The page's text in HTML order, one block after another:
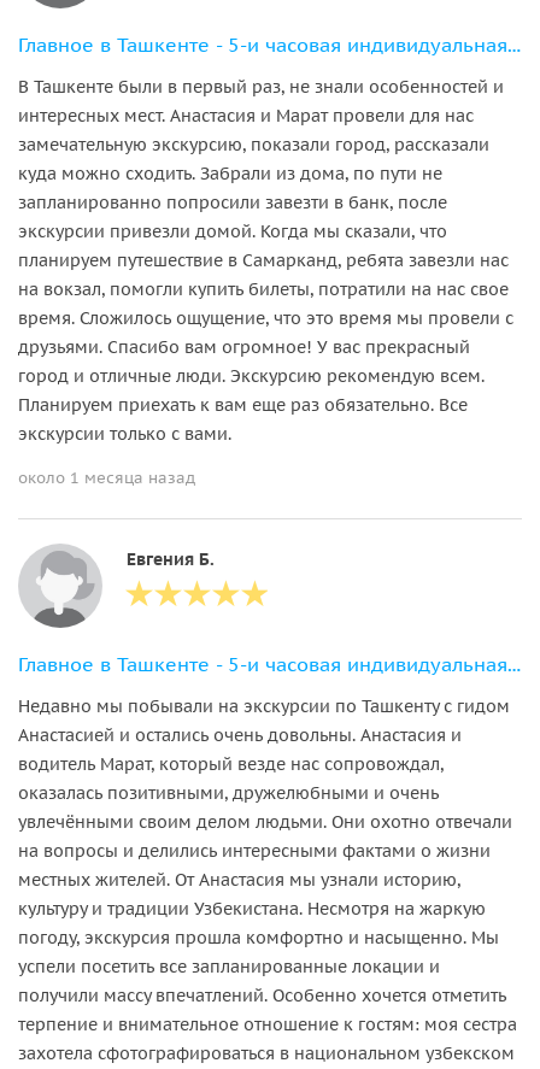
Главное в Ташкенте - 5-и часовая индивидуальная экскурсия
В Ташкенте были в первый раз, не знали особенностей и
интересных мест. Анастасия и Марат провели для нас
замечательную экскурсию, показали город, рассказали
куда можно сходить. Забрали из дома, по пути не
запланированно попросили завезти в банк, после
экскурсии привезли домой. Когда мы сказали, что
планируем путешествие в Самарканд, ребята завезли нас
на вокзал, помогли купить билеты, потратили на нас свое
время. Сложилось ощущение, что это время мы провели с
друзьями. Спасибо вам огромное! У вас прекрасный
город и отличные люди. Экскурсию рекомендую всем.
Планируем приехать к вам еще раз обязательно. Все
экскурсии только с вами.
около 1 месяца назад
Евгения Б.
Главное в Ташкенте - 5-и часовая индивидуальная экскурсия
Недавно мы побывали на экскурсии по Ташкенту с гидом
Анастасией и остались очень довольны. Анастасия и
водитель Марат, который везде нас сопровождал,
оказалась позитивными, дружелюбными и очень
увлечёнными своим делом людьми. Они охотно отвечали
на вопросы и делились интересными фактами о жизни
местных жителей. От Анастасия мы узнали историю,
культуру и традиции Узбекистана. Несмотря на жаркую
погоду, экскурсия прошла комфортно и насыщенно. Мы
успели посетить все запланированные локации и
получили массу впечатлений. Особенно хочется отметить
терпение и внимательное отношение к гостям: моя сестра
захотела сфотографироваться в национальном узбекском